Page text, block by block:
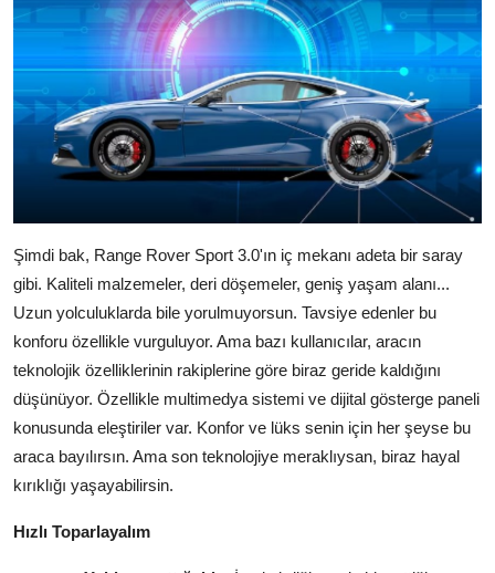
Şimdi bak, Range Rover Sport 3.0'ın iç mekanı adeta bir saray
gibi. Kaliteli malzemeler, deri döşemeler, geniş yaşam alanı...
Uzun yolculuklarda bile yorulmuyorsun. Tavsiye edenler bu
konforu özellikle vurguluyor. Ama bazı kullanıcılar, aracın
teknolojik özelliklerinin rakiplerine göre biraz geride kaldığını
düşünüyor. Özellikle multimedya sistemi ve dijital gösterge paneli
konusunda eleştiriler var. Konfor ve lüks senin için her şeyse bu
araca bayılırsın. Ama son teknolojiye meraklıysan, biraz hayal
kırıklığı yaşayabilirsin.
Hızlı Toparlayalım